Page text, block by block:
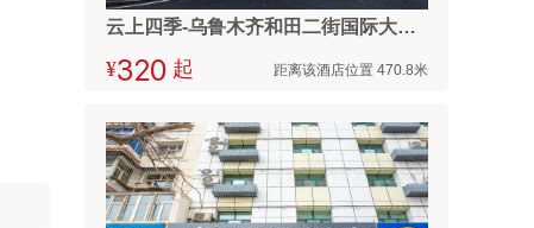
云上四季-乌鲁木齐和田二街国际大巴扎店
¥ 起 距离该酒店位置 470.8米